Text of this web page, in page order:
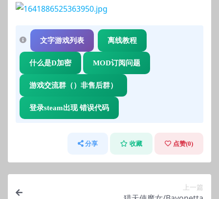
文字游戏列表 离线教程
什么是D加密 MOD订阅问题
游戏交流群（）非售后群）
登录steam出现 错误代码
分享 收藏 点赞(0)
上一篇